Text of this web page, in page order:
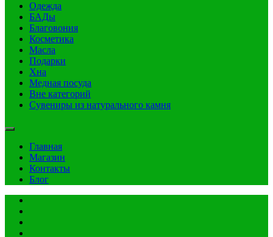
Одежда
БАДы
Благовония
Косметика
Масла
Подарки
Хна
Медная посуда
Вне категорий
Сувениры из натурального камня
Главная
Магазин
Контакты
Блог